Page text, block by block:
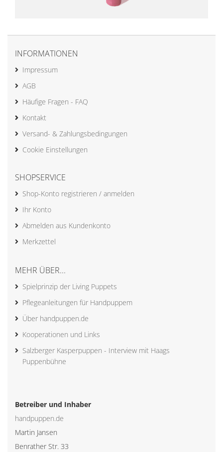
INFORMATIONEN
Impressum
AGB
Häufige Fragen - FAQ
Kontakt
Versand- & Zahlungsbedingungen
Cookie Einstellungen
SHOPSERVICE
Shop-Konto registrieren / anmelden
Ihr Konto
Abmelden aus Kundenkonto
Merkzettel
MEHR ÜBER...
Spielprinzip der Living Puppets
Pflegeanleitungen für Handpuppem
Über handpuppen.de
Kooperationen und Links
Salzberger Kasperpuppen - Interview mit Haags
Puppenbühne
Betreiber und Inhaber
handpuppen.de
Martin Jansen
Benrather Str. 33